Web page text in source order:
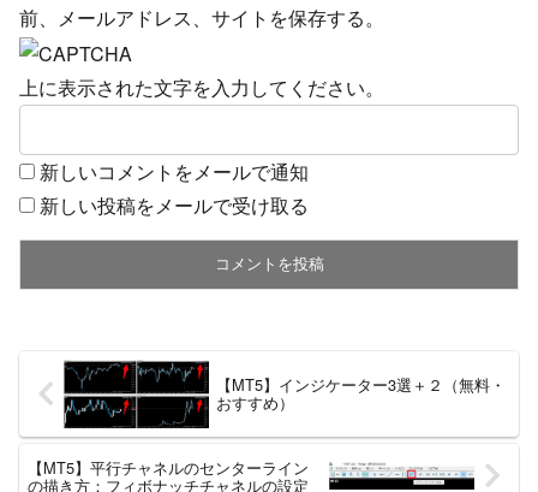
前、メールアドレス、サイトを保存する。
上に表示された文字を入力してください。
新しいコメントをメールで通知
新しい投稿をメールで受け取る
【MT5】インジケーター3選＋２（無料・
おすすめ）
【MT5】平行チャネルのセンターライン
の描き方：フィボナッチチャネルの設定